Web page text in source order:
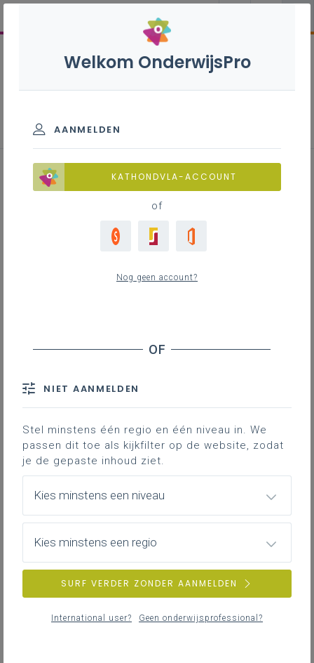
Raadpleeg via de leerplantool of download de
Inspirerend materiaal
Didactische tips, ondersteunende documenten,
Overzicht van nascholingen, vormingen,
netwerken …
Welkom OnderwijsPro
AANMELDEN
KATHONDVLA-ACCOUNT
of
Nog geen account?
NIET AANMELDEN
Stel minstens één regio en één niveau in. We
passen dit toe als kijkfilter op de website, zodat
je de gepaste inhoud ziet.
Kies minstens een niveau
Kies minstens een regio
SURF VERDER ZONDER AANMELDEN
International user? Geen onderwijsprofessional?